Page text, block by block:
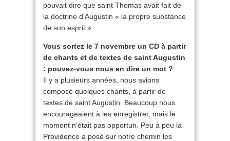
pouvait dire que saint Thomas avait fait de
la doctrine d’Augustin « la propre substance
de son esprit ».
Vous sortez le 7 novembre un CD à partir
de chants et de textes de saint Augustin
: pouvez-vous nous en dire un mot ?
Il y a plusieurs années, nous avions
composé quelques chants, à partir de
textes de saint Augustin. Beaucoup nous
encourageaient à les enregistrer, mais le
moment n’était pas opportun. Peu à peu la
Providence a posé sur notre chemin les